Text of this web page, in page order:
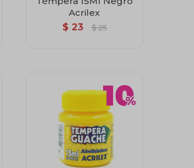
Acrilex
$ 23 $ 25